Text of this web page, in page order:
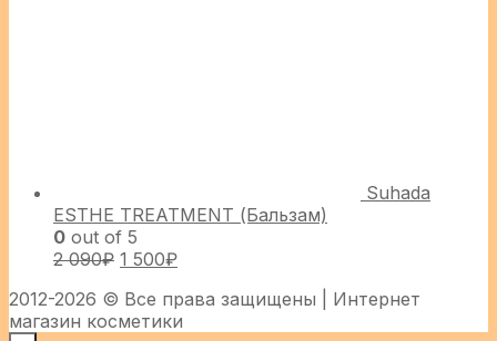
Suhada
ESTHE TREATMENT (Бальзам)
0 out of 5
2 090₽ 1 500₽
2012-2026 © Все права защищены | Интернет
магазин косметики